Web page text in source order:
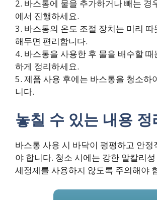
2. 바스통에 물을 추가하거나 빼는 경
에서 진행하세요.
3. 바스통의 온도 조절 장치는 미리 따
해두면 편리합니다.
4. 바스통을 사용한 후 물을 배수할
하게 정리하세요.
5. 제품 사용 후에는 바스통을 청소하
니다.
놓칠 수 있는 내용 정
바스통 사용 시 바닥이 평평하고 안정
야 합니다. 청소 시에는 강한 알칼리
세정제를 사용하지 않도록 주의해야